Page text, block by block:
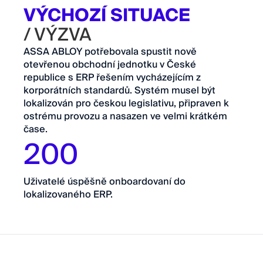
VÝCHOZÍ SITUACE
/ VÝZVA
ASSA ABLOY potřebovala spustit nově
otevřenou obchodní jednotku v České
republice s ERP řešením vycházejícím z
korporátních standardů. Systém musel být
lokalizován pro českou legislativu, připraven k
ostrému provozu a nasazen ve velmi krátkém
čase.
200
Uživatelé úspěšně onboardovaní do
lokalizovaného ERP.